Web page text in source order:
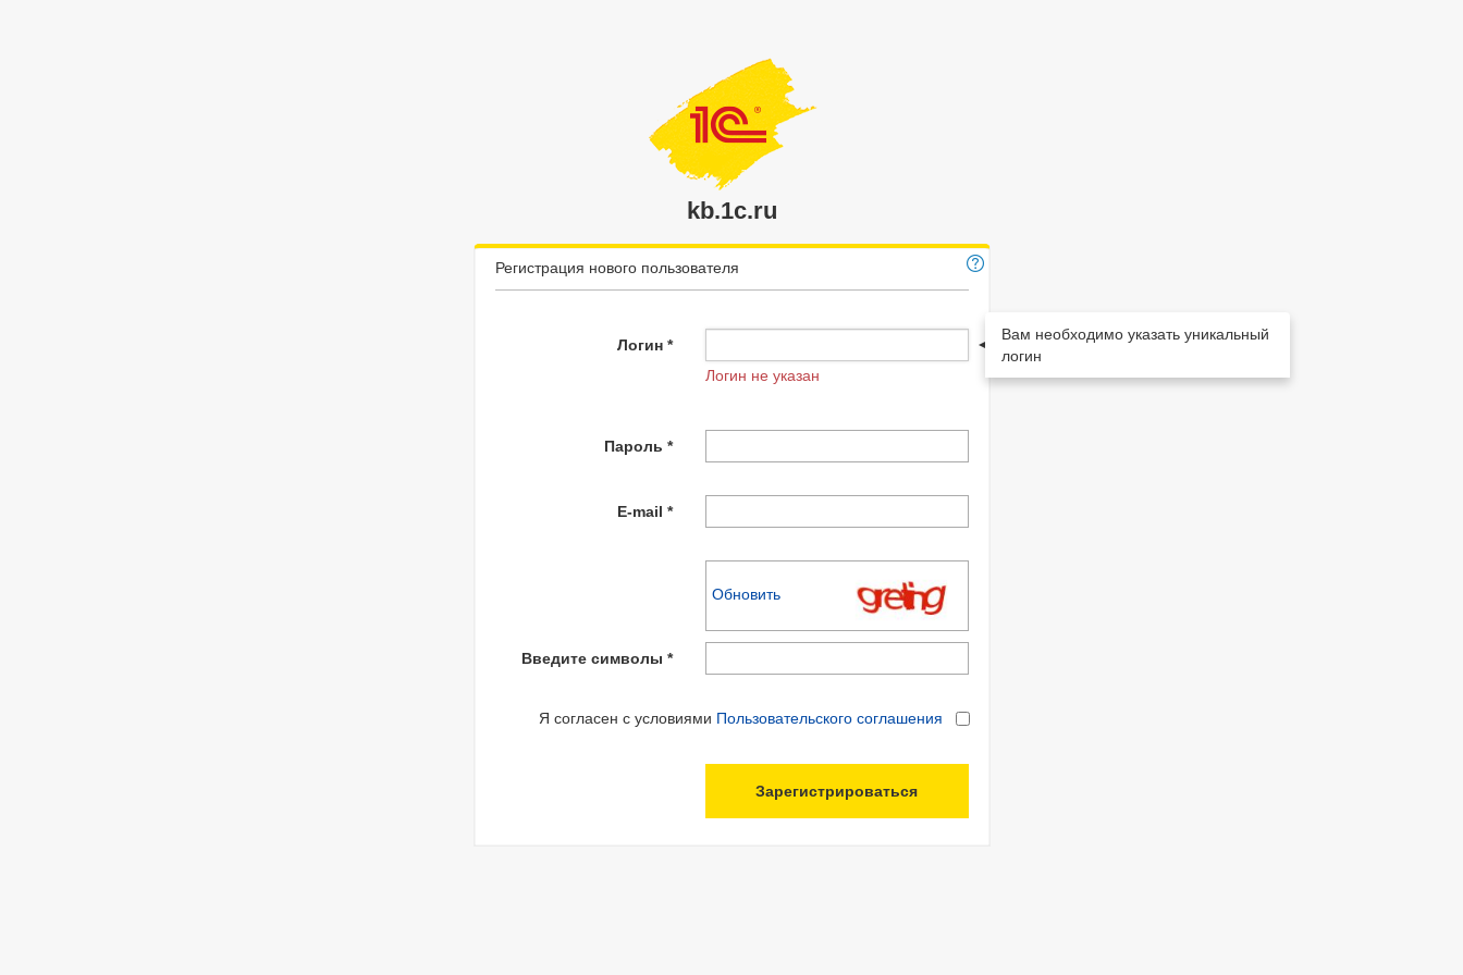
kb.1c.ru
Регистрация нового пользователя
Логин *
Логин не указан
Пароль *
E-mail *
Обновить
Введите символы *
Я согласен с условиями Пользовательского соглашения
Зарегистрироваться
Вам необходимо указать уникальный
логин